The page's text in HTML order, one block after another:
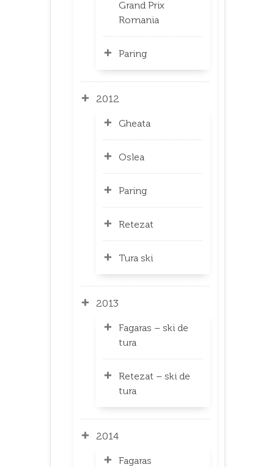
Grand Prix
Romania
Paring
2012
Gheata
Oslea
Paring
Retezat
Tura ski
2013
Fagaras – ski de
tura
Retezat – ski de
tura
2014
Fagaras